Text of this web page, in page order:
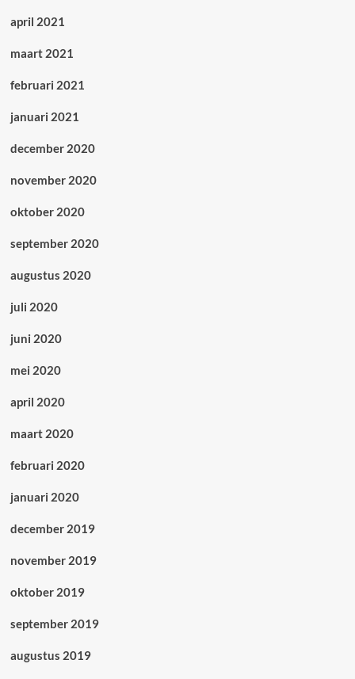
april 2021
maart 2021
februari 2021
januari 2021
december 2020
november 2020
oktober 2020
september 2020
augustus 2020
juli 2020
juni 2020
mei 2020
april 2020
maart 2020
februari 2020
januari 2020
december 2019
november 2019
oktober 2019
september 2019
augustus 2019